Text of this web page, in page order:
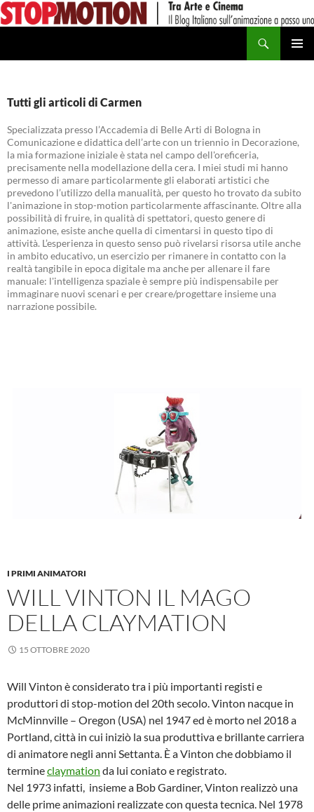
Vai
al
Tutti gli articoli di Carmen
Specializzata presso l’Accademia di Belle Arti di Bologna in
Comunicazione e didattica dell’arte con un triennio in Decorazione,
la mia formazione iniziale è stata nel campo dell'oreficeria,
precisamente nella modellazione della cera. I miei studi mi hanno
permesso di amare particolarmente gli elaborati artistici che
prevedono l’utilizzo della manualità, per questo ho trovato da subito
l'animazione in stop-motion particolarmente affascinante. Oltre alla
possibilità di fruire, in qualità di spettatori, questo genere di
animazione, esiste anche quella di cimentarsi in questo tipo di
attività. L’esperienza in questo senso può rivelarsi risorsa utile anche
in ambito educativo, un esercizio per rimanere in contatto con la
realtà tangibile in epoca digitale ma anche per allenare il fare
manuale: l'intelligenza spaziale è sempre più indispensabile per
immaginare nuovi scenari e per creare/progettare insieme una
narrazione possibile.
I PRIMI ANIMATORI
WILL VINTON IL MAGO
DELLA CLAYMATION
15 OTTOBRE 2020
Will Vinton è considerato tra i più importanti registi e
produttori di stop-motion del 20th secolo. Vinton nacque in
McMinnville – Oregon (USA) nel 1947 ed è morto nel 2018 a
Portland, città in cui iniziò la sua produttiva e brillante carriera
di animatore negli anni Settanta. È a Vinton che dobbiamo il
termineclaymation da lui coniato e registrato.
Nel 1973 infatti, insieme a Bob Gardiner, Vinton realizzò una
delle prime animazioni realizzate con questa tecnica. Nel 1978